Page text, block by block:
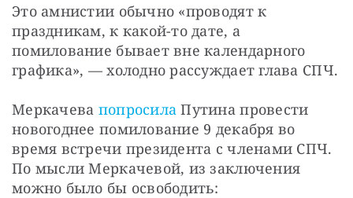
Это амнистии обычно «проводят к
праздникам, к какой-то дате, а
помилование бывает вне календарного
графика», — холодно рассуждает глава СПЧ.
Меркачева попросила Путина провести
новогоднее помилование 9 декабря во
время встречи президента с членами СПЧ.
По мысли Меркачевой, из заключения
можно было бы освободить: